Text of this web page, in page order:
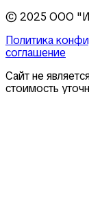
© 2025 ООО
Политика
соглашение
Сайт не
стоимость